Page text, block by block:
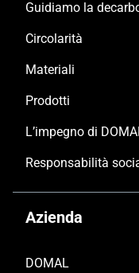
Guidiamo la
Circolarità
Materiali
Prodotti
L’impegno di
Responsabilità
Azienda
DOMAL